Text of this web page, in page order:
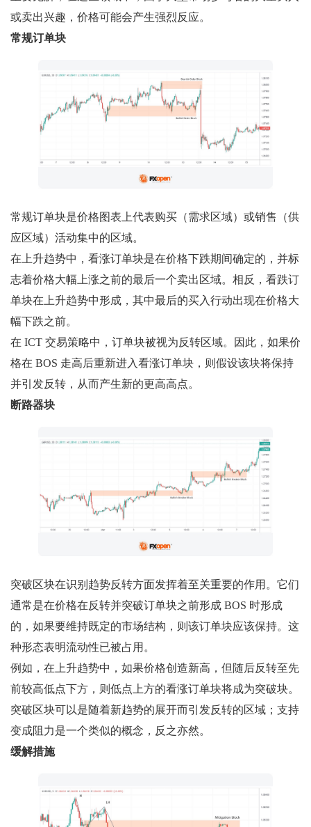
或卖出兴趣，价格可能会产生强烈反应。
常规订单块
常规订单块是价格图表上代表购买（需求区域）或销售（供
应区域）活动集中的区域。
在上升趋势中，看涨订单块是在价格下跌期间确定的，并标
志着价格大幅上涨之前的最后一个卖出区域。相反，看跌订
单块在上升趋势中形成，其中最后的买入行动出现在价格大
幅下跌之前。
在 ICT 交易策略中，订单块被视为反转区域。因此，如果价
格在 BOS 走高后重新进入看涨订单块，则假设该块将保持
并引发反转，从而产生新的更高高点。
断路器块
突破区块在识别趋势反转方面发挥着至关重要的作用。它们
通常是在价格在反转并突破订单块之前形成 BOS 时形成
的，如果要维持既定的市场结构，则该订单块应该保持。这
种形态表明流动性已被占用。
例如，在上升趋势中，如果价格创造新高，但随后反转至先
前较高低点下方，则低点上方的看涨订单块将成为突破块。
突破区块可以是随着新趋势的展开而引发反转的区域；支持
变成阻力是一个类似的概念，反之亦然。
缓解措施